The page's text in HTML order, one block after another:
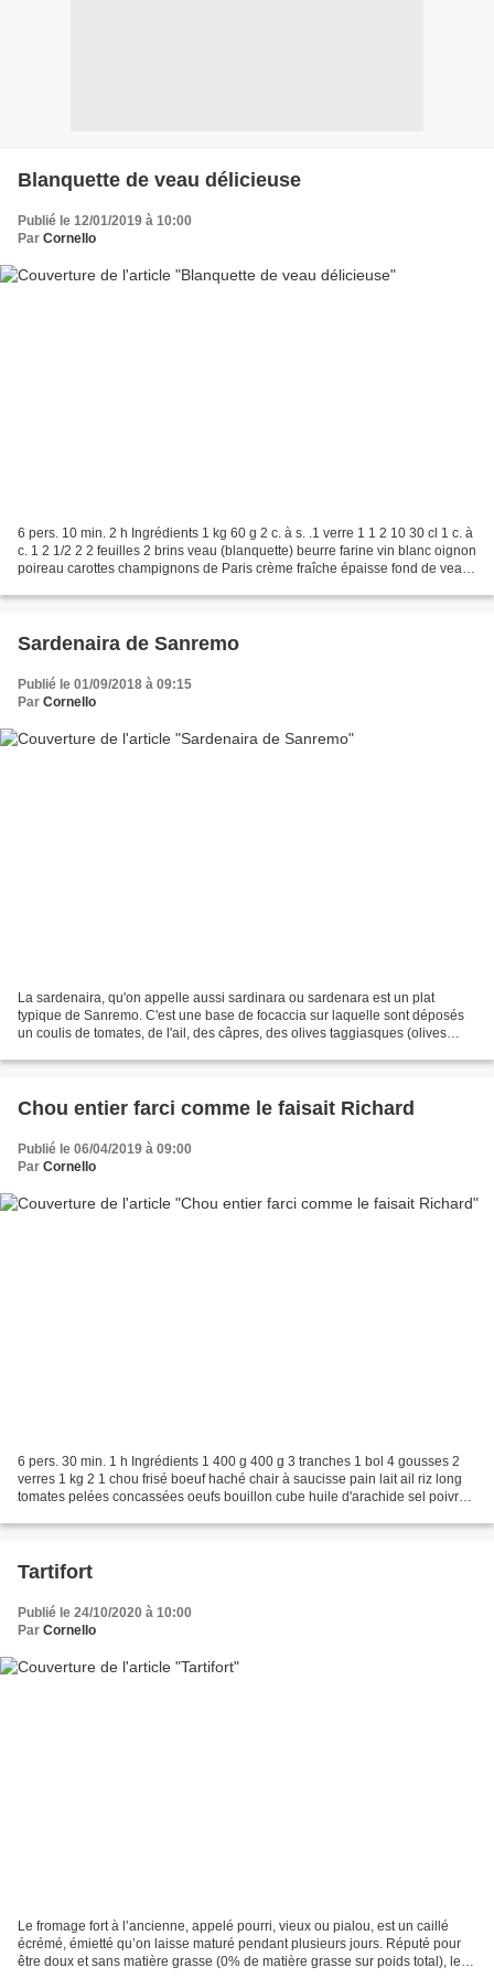
Blanquette de veau délicieuse
Publié le 12/01/2019 à 10:00
Par Cornello
6 pers. 10 min. 2 h Ingrédients 1 kg 60 g 2 c. à s. .1 verre 1 1 2 10 30 cl 1 c. à
c. 1 2 1/2 2 2 feuilles 2 brins veau (blanquette) beurre farine vin blanc oignon
poireau carottes champignons de Paris crème fraîche épaisse fond de veau
Sardenaira de Sanremo
Publié le 01/09/2018 à 09:15
Par Cornello
La sardenaira, qu'on appelle aussi sardinara ou sardenara est un plat
typique de Sanremo. C'est une base de focaccia sur laquelle sont déposés
un coulis de tomates, de l'ail, des câpres, des olives taggiasques (olives
Chou entier farci comme le faisait Richard
Publié le 06/04/2019 à 09:00
Par Cornello
6 pers. 30 min. 1 h Ingrédients 1 400 g 400 g 3 tranches 1 bol 4 gousses 2
verres 1 kg 2 1 chou frisé boeuf haché chair à saucisse pain lait ail riz long
tomates pelées concassées oeufs bouillon cube huile d'arachide sel poivre
Tartifort
Publié le 24/10/2020 à 10:00
Par Cornello
Le fromage fort à l’ancienne, appelé pourri, vieux ou pialou, est un caillé
écrémé, émietté qu’on laisse maturé pendant plusieurs jours. Réputé pour
être doux et sans matière grasse (0% de matière grasse sur poids total), le